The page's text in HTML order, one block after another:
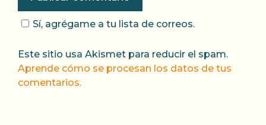
Sí, agrégame a tu lista de correos.
Este sitio usa Akismet para reducir el spam.
Aprende cómo se procesan los datos de tus
comentarios.